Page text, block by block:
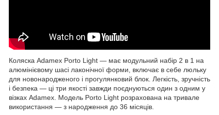
Коляска Adamex Porto Light — має модульний набір 2 в 1 на
алюмінієвому шасі лаконічної форми, включає в себе люльку
для новонародженого і прогулянковий блок. Легкість, зручність
і безпека — ці три якості завжди поєднуються один з одним у
візках Adamex. Модель Porto Light розрахована на тривале
використання — з народження до 36 місяців.